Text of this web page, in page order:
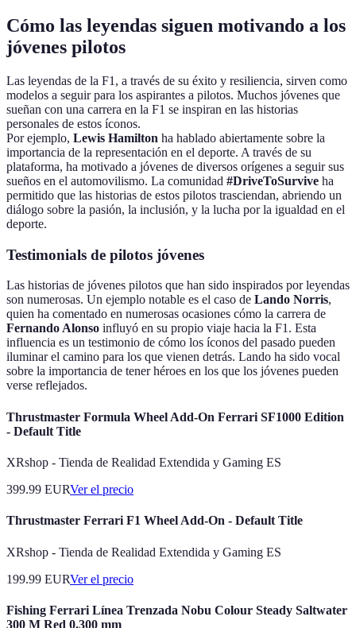
Cómo las leyendas siguen motivando a los
jóvenes pilotos
Las leyendas de la F1, a través de su éxito y resiliencia, sirven como
modelos a seguir para los aspirantes a pilotos. Muchos jóvenes que
sueñan con una carrera en la F1 se inspiran en las historias
personales de estos íconos.
Por ejemplo, Lewis Hamilton ha hablado abiertamente sobre la
importancia de la representación en el deporte. A través de su
plataforma, ha motivado a jóvenes de diversos orígenes a seguir sus
sueños en el automovilismo. La comunidad #DriveToSurvive ha
permitido que las historias de estos pilotos trasciendan, abriendo un
diálogo sobre la pasión, la inclusión, y la lucha por la igualdad en el
deporte.
Testimonials de pilotos jóvenes
Las historias de jóvenes pilotos que han sido inspirados por leyendas
son numerosas. Un ejemplo notable es el caso de Lando Norris,
quien ha comentado en numerosas ocasiones cómo la carrera de
Fernando Alonso influyó en su propio viaje hacia la F1. Esta
influencia es un testimonio de cómo los íconos del pasado pueden
iluminar el camino para los que vienen detrás. Lando ha sido vocal
sobre la importancia de tener héroes en los que los jóvenes pueden
verse reflejados.
Thrustmaster Formula Wheel Add-On Ferrari SF1000 Edition
- Default Title
XRshop - Tienda de Realidad Extendida y Gaming ES
399.99 EURVer el precio
Thrustmaster Ferrari F1 Wheel Add-On - Default Title
XRshop - Tienda de Realidad Extendida y Gaming ES
199.99 EURVer el precio
Fishing Ferrari Línea Trenzada Nobu Colour Steady Saltwater
300 M Red 0.300 mm